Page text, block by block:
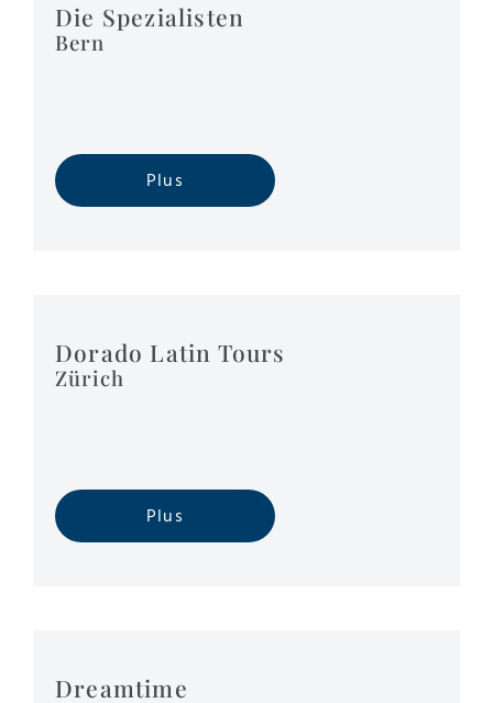
Die Spezialisten
Bern
Plus
Dorado Latin Tours
Zürich
Plus
Dreamtime